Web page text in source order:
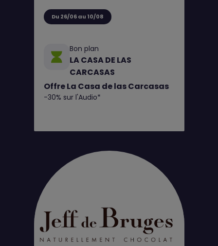
Du 26/06 au 10/08
Bon plan
LA CASA DE LAS
CARCASAS
Offre La Casa de las Carcasas
-30% sur l'Audio*